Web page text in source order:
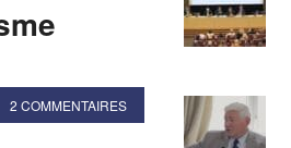
2 COMMENTAIRES